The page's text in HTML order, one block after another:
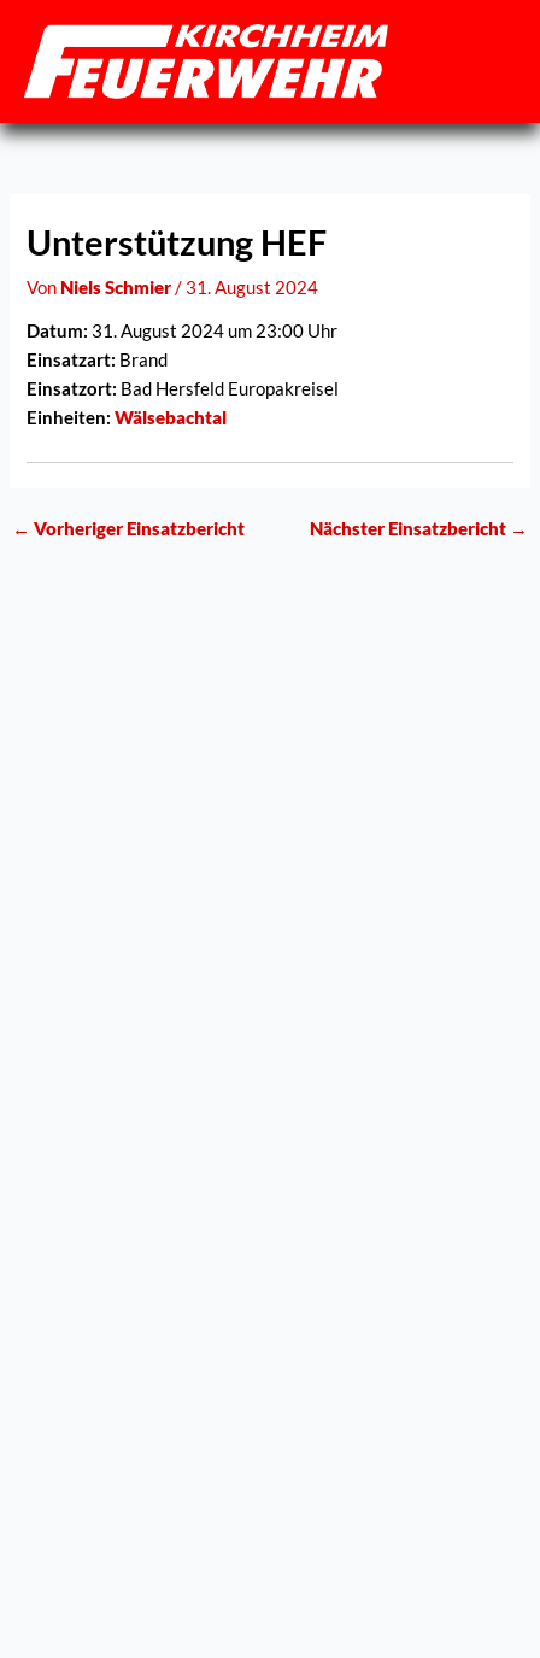
Inhalt
springen
Unterstützung HEF
VonNiels Schmier/ 31. August 2024
Datum: 31. August 2024 um 23:00 Uhr
Einsatzart: Brand
Einsatzort: Bad Hersfeld Europakreisel
Einheiten: Wälsebachtal
← Vorheriger Einsatzbericht Nächster Einsatzbericht →